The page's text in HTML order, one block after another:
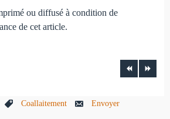
ou diffusé à condition de
de cet article.
Coallaitement Envoyer